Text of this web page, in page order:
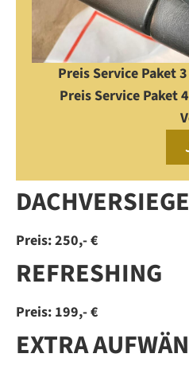
Preis Service Paket
Preis Service Paket
Preis: 250,- €
REFRESHING
Preis: 199,- €
EXTRA